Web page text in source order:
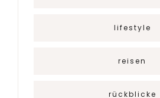
lifestyle
reisen
rückblicke